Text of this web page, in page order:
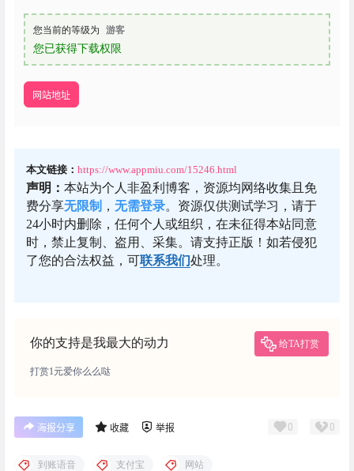
您当前的等级为 游客
您已获得下载权限
网站地址
本文链接： https://www.appmiu.com/15246.html
声明： 本站为个人非盈利博客，资源均网络收集且免
费分享无限制 ， 无需登录。资源仅供测试学习，请于
24小时内删除，任何个人或组织，在未征得本站同意
时，禁止复制、盗用、采集。请支持正版！如若侵犯
了您的合法权益，可联系我们处理。
你的支持是我最大的动力 给TA打赏
打赏1元爱你么么哒
海报分享 收藏 举报 0 0
到账语音 支付宝 网站